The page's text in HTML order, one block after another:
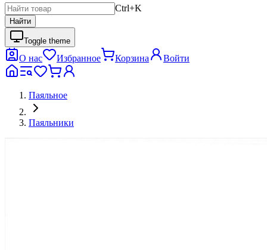
Ctrl+K
Найти
Toggle theme
О нас Избранное Корзина Войти
Паяльное
Паяльники